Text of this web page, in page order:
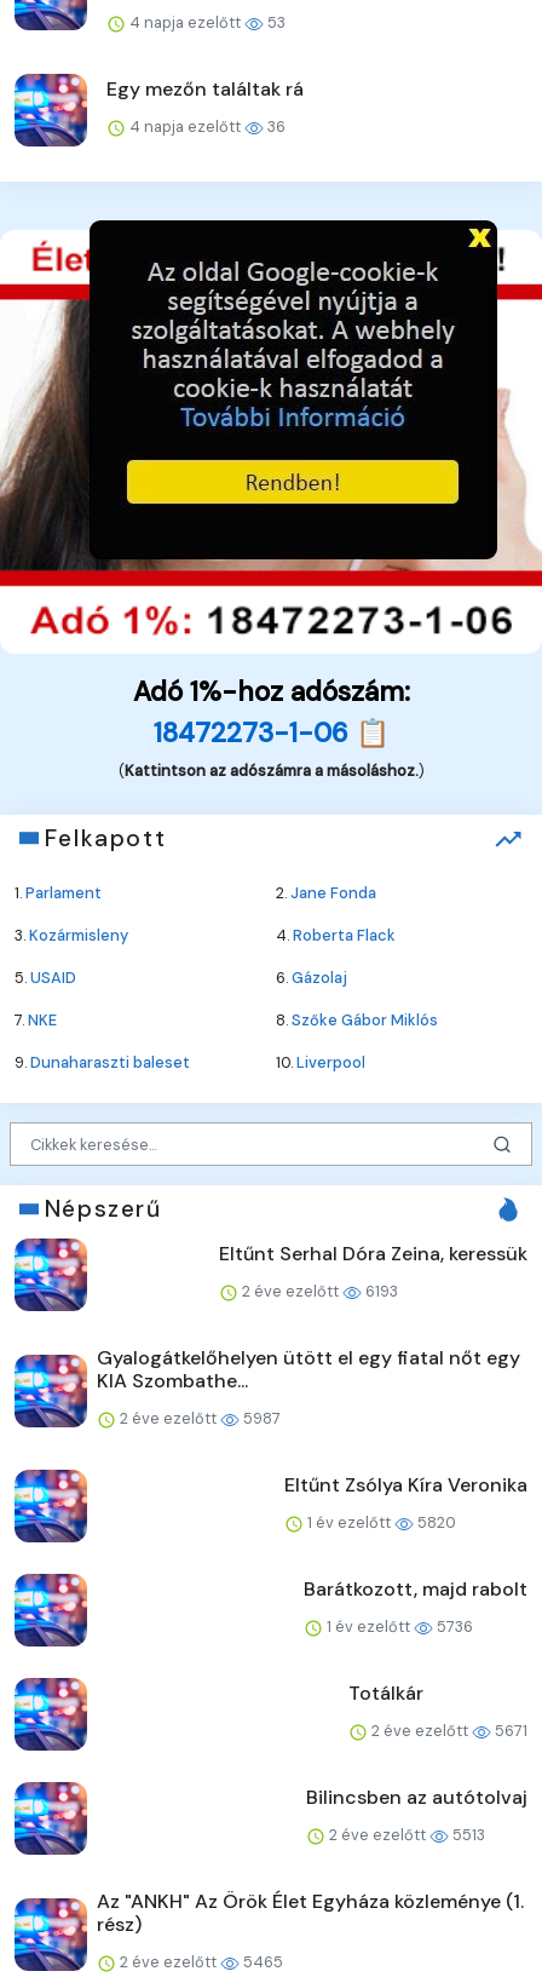
4 napja ezelőtt 53
Egy mezőn találtak rá
4 napja ezelőtt 36
Adó 1%-hoz adószám:
18472273-1-06 📋
(Kattintson az adószámra a másoláshoz.)
Felkapott
1.Parlament 2.Jane Fonda
3.Kozármisleny 4.Roberta Flack
5.USAID 6.Gázolaj
7.NKE 8.Szőke Gábor Miklós
9.Dunaharaszti baleset 10.Liverpool
Népszerű
Eltűnt Serhal Dóra Zeina, keressük
2 éve ezelőtt 6193
Gyalogátkelőhelyen ütött el egy fiatal nőt egy
KIA Szombathe...
2 éve ezelőtt 5987
Eltűnt Zsólya Kíra Veronika
1 év ezelőtt 5820
Barátkozott, majd rabolt
1 év ezelőtt 5736
Totálkár
2 éve ezelőtt 5671
Bilincsben az autótolvaj
2 éve ezelőtt 5513
Az "ANKH" Az Örök Élet Egyháza közleménye (1.
rész)
2 éve ezelőtt 5465